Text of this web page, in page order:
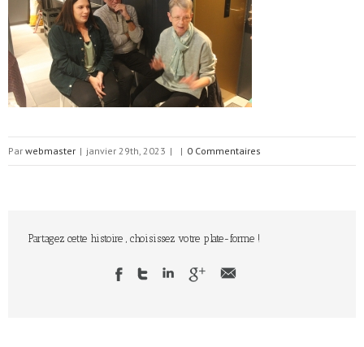
Par webmaster | janvier 29th, 2023 | | 0 Commentaires
Partagez cette histoire , choisissez votre plate-forme !